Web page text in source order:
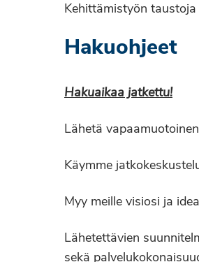
Kehittämistyön
Hakuohjeet
Hakuaikaa jatkettu!
Lähetä
Käymme
Myy meille visiosi ja
Lähetettävien
sekä